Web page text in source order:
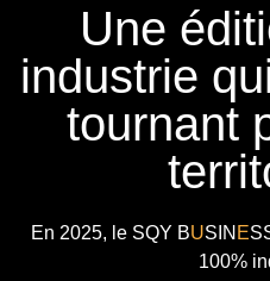
Une
industrie
tournant
En 2025, le SQY BUSIN E
100%